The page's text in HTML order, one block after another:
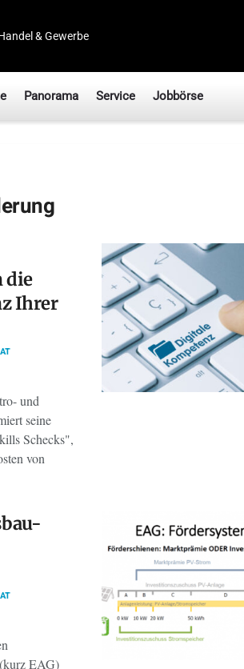
& Gewerbe
Panorama Service Jobbörse
die
Ihrer
und
seine
Schecks",
von
EAG)